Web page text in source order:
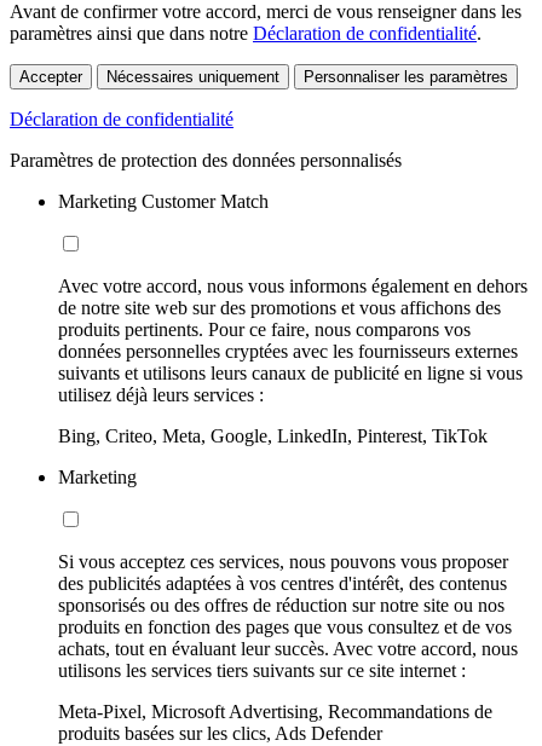
Avant de confirmer votre accord, merci de vous renseigner dans les
paramètres ainsi que dans notre Déclaration de confidentialité.
Accepter Nécessaires uniquement Personnaliser les paramètres
Déclaration de confidentialité
Paramètres de protection des données personnalisés
Marketing Customer Match
Avec votre accord, nous vous informons également en dehors
de notre site web sur des promotions et vous affichons des
produits pertinents. Pour ce faire, nous comparons vos
données personnelles cryptées avec les fournisseurs externes
suivants et utilisons leurs canaux de publicité en ligne si vous
utilisez déjà leurs services :
Bing, Criteo, Meta, Google, LinkedIn, Pinterest, TikTok
Marketing
Si vous acceptez ces services, nous pouvons vous proposer
des publicités adaptées à vos centres d'intérêt, des contenus
sponsorisés ou des offres de réduction sur notre site ou nos
produits en fonction des pages que vous consultez et de vos
achats, tout en évaluant leur succès. Avec votre accord, nous
utilisons les services tiers suivants sur ce site internet :
Meta-Pixel, Microsoft Advertising, Recommandations de
produits basées sur les clics, Ads Defender